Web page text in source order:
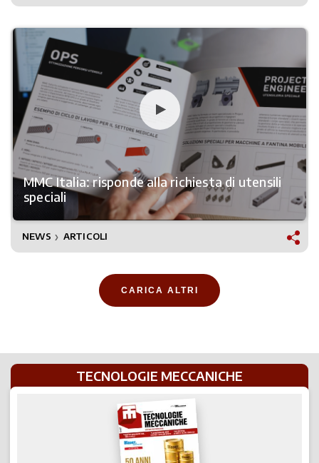
MMC Italia: risponde alla richiesta di utensili
speciali
NEWS ❯ ARTICOLI
CARICA ALTRI
TECNOLOGIE MECCANICHE